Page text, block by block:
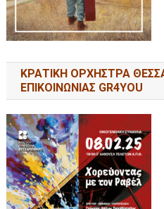
ΚΡΑΤΙΚΗ ΟΡΧΗΣΤΡΑ
ΕΠΙΚΟΙΝΩΝΙΑΣ GR4YOU